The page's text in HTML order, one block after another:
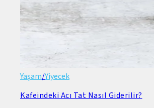
Yaşam/Yiyecek
Kafeindeki Acı Tat Nasıl Giderilir?